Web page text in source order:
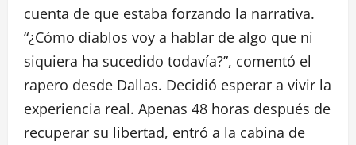
cuenta de que estaba forzando la narrativa.
“¿Cómo diablos voy a hablar de algo que ni
siquiera ha sucedido todavía?”, comentó el
rapero desde Dallas. Decidió esperar a vivir la
experiencia real. Apenas 48 horas después de
recuperar su libertad, entró a la cabina de